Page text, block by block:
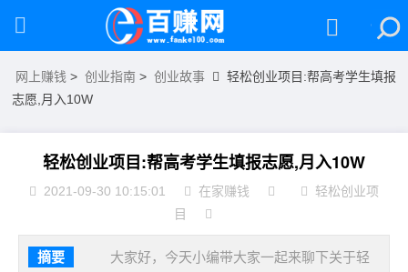
网上赚钱 > 创业指南 > 创业故事
轻松创业项目:帮高考学生填报
志愿,月入10W
轻松创业项目:帮高考学生填报志愿,月入10W
2021-09-30 10:15:01 在家赚钱
轻松创业项
目
摘要
大家好，今天小编带大家一起来聊下关于轻